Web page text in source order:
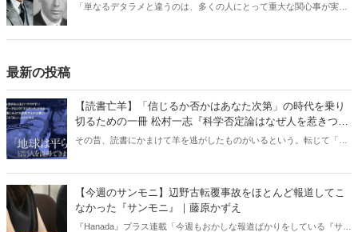
「単なるデタラメと違うのは、多くの人にとって重大な関心事が実際
最新の投稿
【読書亡羊】「信じるか否かはあなた次第」の時代を乗り
切るための一冊 松村一志『科学否定論はなぜ人を惹きつけ
るのか』（ちくま新書）｜梶原麻衣子
その昔、読書にかまけて羊を逃がしたものがいるという。転じて「読
ある。元月刊『Hanada』編集部員のライター・梶原がお送りする時事
書評！
【今週のサンモニ】辺野古転覆事故をほとんど報道してこ
なかった『サンモニ』｜藤原かずえ
『Hanada』プラス連載「今週もおかしな報道ばかりをしている『サン